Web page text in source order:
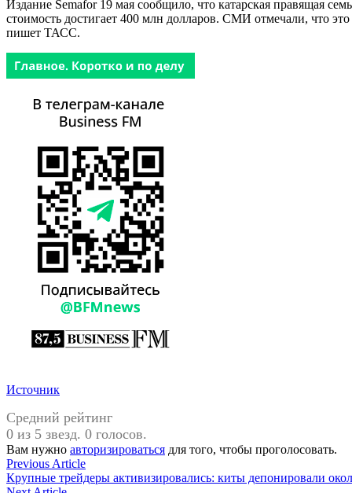
Издание Semafor 19 мая сообщило, что катарская правящая
стоимость достигает 400 млн долларов. СМИ отмечали, что
пишет ТАСС.
Источник
Средний рейтинг
0 из 5 звезд. 0 голосов.
Вам нужно авторизироваться для того, чтобы проголосовать.
Навигация
по
Previous ArticlePrevious
article:
Крупные трейдеры активизировались: киты депонировали